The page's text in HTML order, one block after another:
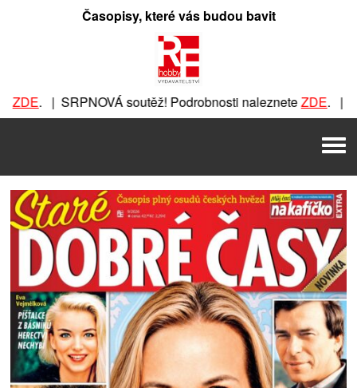
Časopisy, které vás budou bavit
SRPNOVÁ soutěž! Podrobnosti nalezneteZDE. |
. | SRPNOVÁ soutěž!